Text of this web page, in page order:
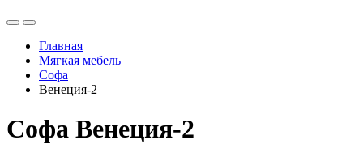
Главная
Мягкая мебель
Софа
Венеция-2
Софа Венеция-2